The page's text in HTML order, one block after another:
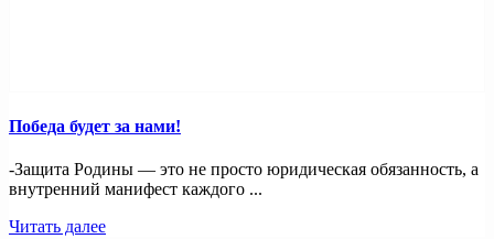
Победа будет за нами!
-Защита Родины — это не просто юридическая обязанность, а
внутренний манифест каждого ...
Читать далее